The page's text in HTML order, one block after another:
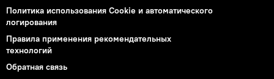
Политика использования Cookie и автоматического
логирования
Правила применения рекомендательных
технологий
Обратная связь